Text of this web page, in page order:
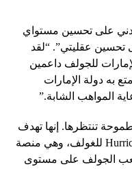
على تحسين مستواي
تحسين عقليتي”. “لقد
للجولف داعمين
به دولة الإمارات
المواهب الشابة.”
تنتظرها. إنها تهدف
إلى ضمان الفوز في جولة Hurricane Junior للغولف، وهي منصة
للعب الجولف على مستوى